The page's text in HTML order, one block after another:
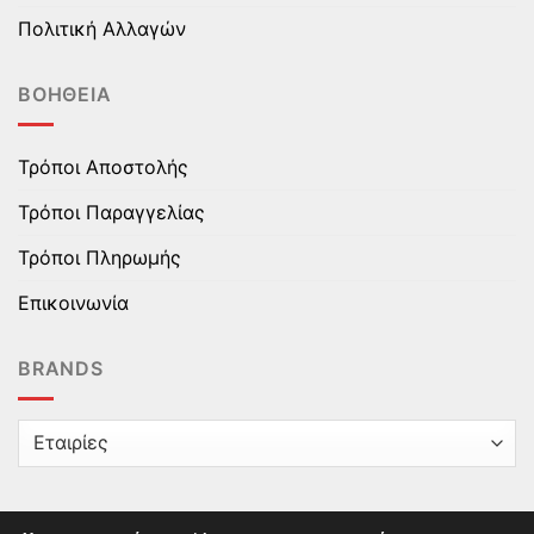
Πολιτική Αλλαγών
ΒΟΉΘΕΙΑ
Τρόποι Αποστολής
Τρόποι Παραγγελίας
Τρόποι Πληρωμής
Επικοινωνία
BRANDS